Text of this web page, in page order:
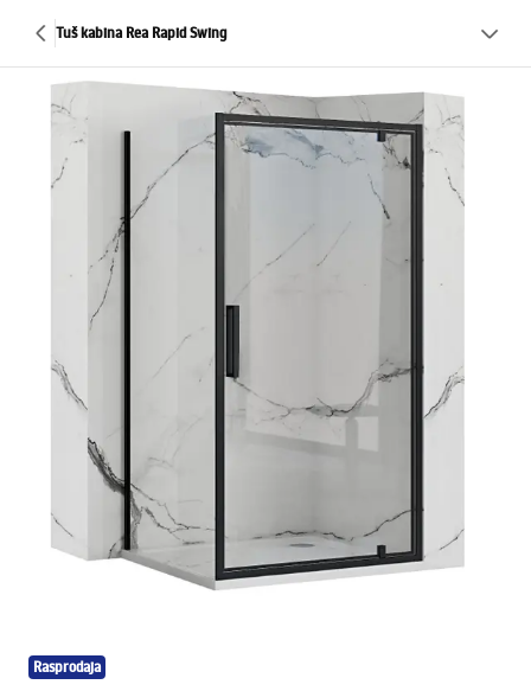
Tuš kabina Rea Rapid Swing
Rasprodaja